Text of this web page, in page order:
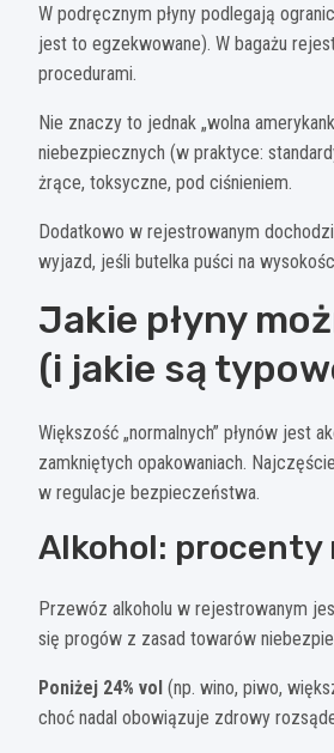
W podręcznym płyny podlegają
jest to egzekwowane). W bagażu
procedurami.
Nie znaczy to jednak „wolna
niebezpiecznych (w praktyce:
żrące, toksyczne, pod ciśnieniem.
Dodatkowo w rejestrowanym
wyjazd, jeśli butelka puści na
Jakie płyny
(i jakie są
Większość „normalnych” płynów jest
zamkniętych opakowaniach.
w regulacje bezpieczeństwa.
Alkohol: procenty
Przewóz alkoholu w rejestrowanym
się progów z zasad towarów
Poniżej 24% vol (np. wino, piwo,
choć nadal obowiązuje zdrowy